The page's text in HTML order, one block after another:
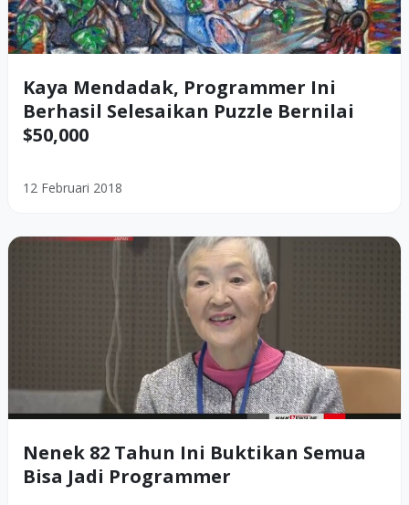
Kaya Mendadak, Programmer Ini
Berhasil Selesaikan Puzzle Bernilai
$50,000
12 Februari 2018
Nenek 82 Tahun Ini Buktikan Semua
Bisa Jadi Programmer